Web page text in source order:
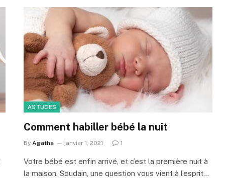
ASTUCES
Comment habiller bébé la nuit
By Agathe janvier 1, 2021 1
Votre bébé est enfin arrivé, et c’est la première nuit à
la maison. Soudain, une question vous vient à l’esprit…